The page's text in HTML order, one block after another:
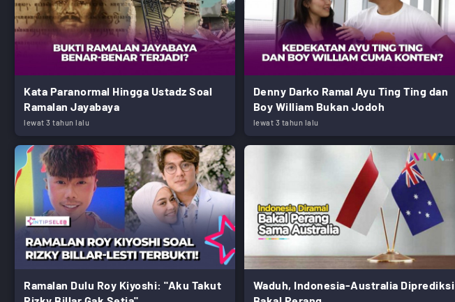
Kata Paranormal Hingga Ustadz Soal
Ramalan Jayabaya
lewat 3 tahun lalu
Denny Darko Ramal Ayu Ting Ting dan
Boy William Bukan Jodoh
lewat 3 tahun lalu
Ramalan Dulu Roy Kiyoshi: "Aku Takut
Waduh, Indonesia-Australia Diprediksi